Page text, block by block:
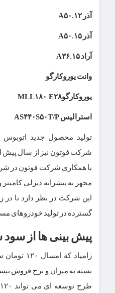
آذر
آذر
آراد
وانت یوروکارگو
یوروکارگوMLL۱۸۰ E۲۸
استرالیس
شرکت فوتون نیز از سال پیش
با همکاری شرکت فوتون در
این شرکت در نظر دارد تا در
گسترده در تولید خودروهای
پیش بینی ها از
زامیاد که
بسته به میزان و نرخ فروش